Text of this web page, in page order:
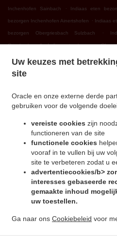
Uw keuzes met
site
Oracle en onze externe derde
gebruiken voor de volgende
vereiste cookies zijn
functioneren van de site
functionele cookies
vooraf in te vullen bij uw
site te verbeteren zodat u
advertentiecookies/b>
interesses gebaseerde
gemaakte inhoud
uw toestellen.
Ga naar ons Cookiebeleid voor
Inchenhofen Sainbach . Indiaas eten
bezorgen Inchenhofen Ainertshofen . Indiaas
bezorgen Obergriesbach Sulzbach .
Griesbeckerzell . Indiaas eten bezorgen
Obergriesbach Edenried Indiaas eten
Altomünster Xyger
bezorgen Altomünster Rudersberg Indiaas
Indiaas eten bezorgen Altomünster .
Schafhausen Indiaas eten bezorgen
Wessiszell . Indiaas eten bezorgen Dasing
Indiaas eten bezorgen Dasing
.
Untermauerbach Indiaas eten bezorgen
Schiltberg Rapperzell . Indiaas eten bezorgen
Schiltberg Gundertshausen . Indiaas eten
Gachenbach Westerham Indiaas eten